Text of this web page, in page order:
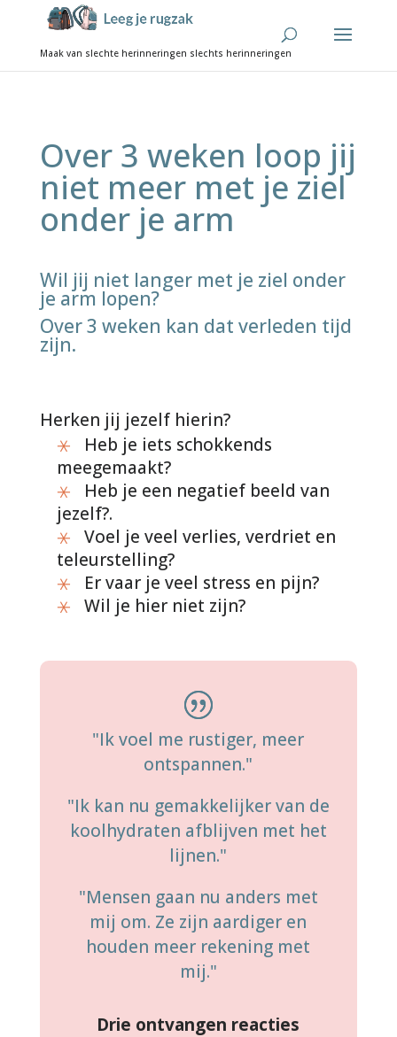
Over 3 weken loop jij
niet meer met je ziel
onder je arm
Wil jij niet langer met je ziel onder
je arm lopen?
Over 3 weken kan dat verleden tijd
zijn.
Herken jij jezelf hierin?
Heb je iets schokkends
meegemaakt?
Heb je een negatief beeld van
jezelf?.
Voel je veel verlies, verdriet en
teleurstelling?
Er vaar je veel stress en pijn?
Wil je hier niet zijn?
"Ik voel me rustiger, meer
ontspannen."
"Ik kan nu gemakkelijker van de
koolhydraten afblijven met het
lijnen."
"Mensen gaan nu anders met
mij om. Ze zijn aardiger en
houden meer rekening met
mij."
Drie ontvangen reacties